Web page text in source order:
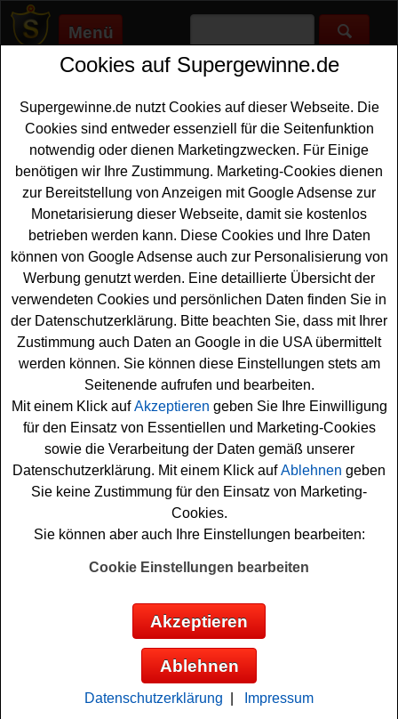
Menü
Supergewinne.de>Gewinnspiele>Motorroller
Motorroller Gewinnspiele - kostenlos
Motorroller gewinnen
Alle Motorroller Gewinnspiele finden Sie hier. Bei diesen
Gewinnspielen haben Sie die Chance, kostenlos
Motorroller gewinnen zu können. Hier können Sie tolle
Motorroller, vom Peugeot Speedfigt oder Jetforce, über den
Kreidler Flory bis hin zur Piaggio Vespa tolle Motorroller
gewinnen.
Anzeige:
Cookies auf Supergewinne.de
Supergewinne.de nutzt Cookies auf dieser Webseite. Die
Cookies sind entweder essenziell für die Seitenfunktion
notwendig oder dienen Marketingzwecken. Für Einige
benötigen wir Ihre Zustimmung. Marketing-Cookies dienen
zur Bereitstellung von Anzeigen mit Google Adsense zur
Monetarisierung dieser Webseite, damit sie kostenlos
betrieben werden kann. Diese Cookies und Ihre Daten
können von Google Adsense auch zur Personalisierung von
Werbung genutzt werden. Eine detaillierte Übersicht der
verwendeten Cookies und persönlichen Daten finden Sie in
der Datenschutzerklärung. Bitte beachten Sie, dass mit Ihrer
Zustimmung auch Daten an Google in die USA übermittelt
werden können. Sie können diese Einstellungen stets am
Seitenende aufrufen und bearbeiten.
Mit einem Klick aufAkzeptieren geben Sie Ihre Einwilligung
für den Einsatz von Essentiellen und Marketing-Cookies
sowie die Verarbeitung der Daten gemäß unserer
Datenschutzerklärung. Mit einem Klick aufAblehnen geben
Sie keine Zustimmung für den Einsatz von Marketing-
Cookies.
Sie können aber auch Ihre Einstellungen bearbeiten:
Cookie Einstellungen bearbeiten
Akzeptieren
Ablehnen
Datenschutzerklärung Impressum